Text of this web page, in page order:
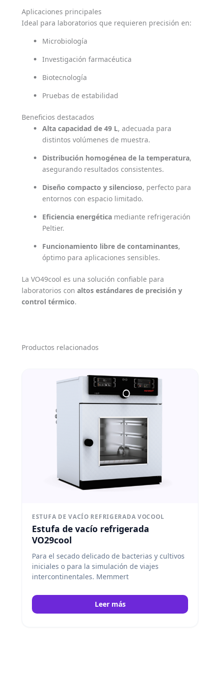
Aplicaciones principales
Ideal para laboratorios que requieren precisión en:
Microbiología
Investigación farmacéutica
Biotecnología
Pruebas de estabilidad
Beneficios destacados
Alta capacidad de 49 L, adecuada para
distintos volúmenes de muestra.
Distribución homogénea de la temperatura,
asegurando resultados consistentes.
Diseño compacto y silencioso, perfecto para
entornos con espacio limitado.
Eficiencia energética mediante refrigeración
Peltier.
Funcionamiento libre de contaminantes,
óptimo para aplicaciones sensibles.
La VO49cool es una solución confiable para
laboratorios con altos estándares de precisión y
control térmico.
Productos relacionados
ESTUFA DE VACÍO REFRIGERADA VOCOOL
Estufa de vacío refrigerada
VO29cool
Para el secado delicado de bacterias y cultivos
iniciales o para la simulación de viajes
intercontinentales. Memmert
Leer más